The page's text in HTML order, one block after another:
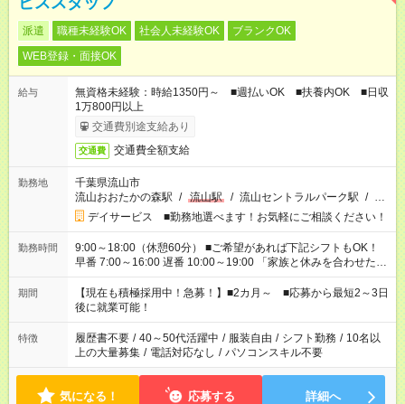
派遣 職種未経験OK 社会人未経験OK
ブランクOK
WEB登録・面接OK
給与
無資格未経験：時給1350円～ ■週払いOK ■扶養内OK ■日収
1万800円以上
交通費別途支給あり
交通費 交通費全額支給
勤務地
千葉県流山市
流山おおたかの森駅 / 流山駅 / 流山セントラルパーク駅 / …
デイサービス ■勤務地選べます！お気軽にご相談ください！
勤務時間
9:00～18:00（休憩60分） ■ご希望があれば下記シフトもOK！
早番 7:00～16:00 遅番 10:00～19:00 「家族と休みを合わせた
い」 「余裕を持って夕飯の準備がしたい」 「できれば残業はし
たくない」 など、ご希望を教えてくださいね。 ※Wワーク希望
の方へ 今ご覧のお仕事で希望する勤務時間と、もう1つのお仕事
の勤務時間。 合計で週40時間を超える場合は応募できません。
期間
【現在も積極採用中！急募！】■2カ月～ ■応募から最短2～3日
後に就業可能！
特徴 履歴書不要 / 40～50代活躍中 / 服装自由 / シフト勤務 / 10名以
上の大量募集 / 電話対応なし / パソコンスキル不要
気になる！ 応募する 詳細へ